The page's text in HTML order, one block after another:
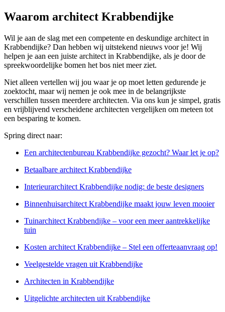
Waarom architect Krabbendijke
Wil je aan de slag met een competente en deskundige architect in
Krabbendijke? Dan hebben wij uitstekend nieuws voor je! Wij
helpen je aan een juiste architect in Krabbendijke, als je door de
spreekwoordelijke bomen het bos niet meer ziet.
Niet alleen vertellen wij jou waar je op moet letten gedurende je
zoektocht, maar wij nemen je ook mee in de belangrijkste
verschillen tussen meerdere architecten. Via ons kun je simpel, gratis
en vrijblijvend verscheidene architecten vergelijken om meteen tot
een besparing te komen.
Spring direct naar:
Een architectenbureau Krabbendijke gezocht? Waar let je op?
Betaalbare architect Krabbendijke
Interieurarchitect Krabbendijke nodig: de beste designers
Binnenhuisarchitect Krabbendijke maakt jouw leven mooier
Tuinarchitect Krabbendijke – voor een meer aantrekkelijke
tuin
Kosten architect Krabbendijke – Stel een offerteaanvraag op!
Veelgestelde vragen uit Krabbendijke
Architecten in Krabbendijke
Uitgelichte architecten uit Krabbendijke